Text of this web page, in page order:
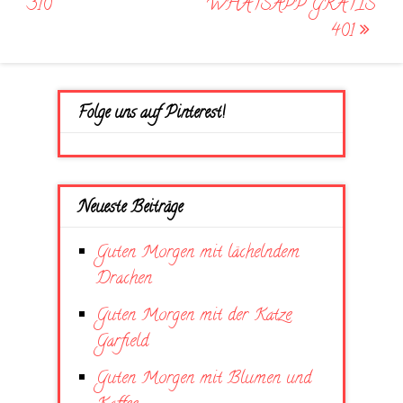
310
WHATSAPP GRATIS
401
Folge uns auf Pinterest!
Neueste Beiträge
Guten Morgen mit lächelndem
Drachen
Guten Morgen mit der Katze
Garfield
Guten Morgen mit Blumen und